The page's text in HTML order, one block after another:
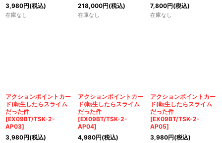
3,980円(税込)
在庫なし
218,000円(税込)
在庫なし
7,800円(税込)
在庫なし
アクションポイントカー
ド(転生したらスライム
だった件
[EX09BT/TSK-2-
AP03]
3,980円(税込)
アクションポイントカー
ド(転生したらスライム
だった件
[EX09BT/TSK-2-
AP04]
4,980円(税込)
アクションポイントカー
ド(転生したらスライム
だった件
[EX09BT/TSK-2-
AP05]
3,980円(税込)